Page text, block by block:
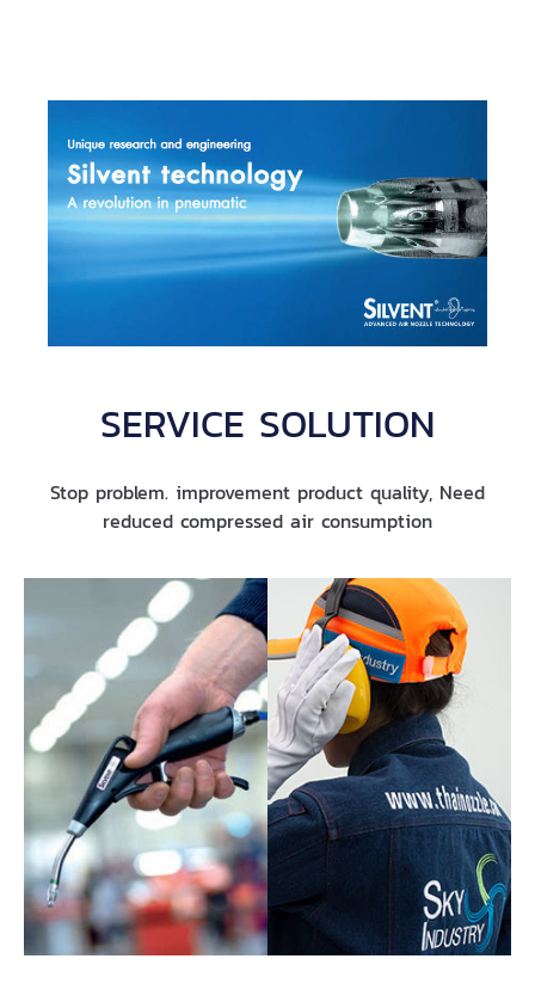
SERVICE SOLUTION
Stop problem. improvement product quality, Need
reduced compressed air consumption